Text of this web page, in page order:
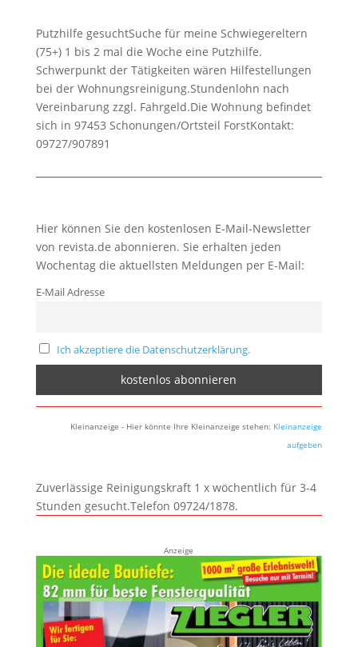
Putzhilfe gesuchtSuche für meine Schwiegereltern
(75+) 1 bis 2 mal die Woche eine Putzhilfe.
Schwerpunkt der Tätigkeiten wären Hilfestellungen
bei der Wohnungsreinigung.Stundenlohn nach
Vereinbarung zzgl. Fahrgeld.Die Wohnung befindet
sich in 97453 Schonungen/Ortsteil ForstKontakt:
09727/907891
Hier können Sie den kostenlosen E-Mail-Newsletter
von revista.de abonnieren. Sie erhalten jeden
Wochentag die aktuellsten Meldungen per E-Mail:
E-Mail Adresse
Ich akzeptiere die Datenschutzerklärung.
Kleinanzeige - Hier könnte Ihre Kleinanzeige stehen: Kleinanzeige
aufgeben
Zuverlässige Reinigungskraft 1 x wöchentlich für 3-4
Stunden gesucht.Telefon 09724/1878.
Anzeige